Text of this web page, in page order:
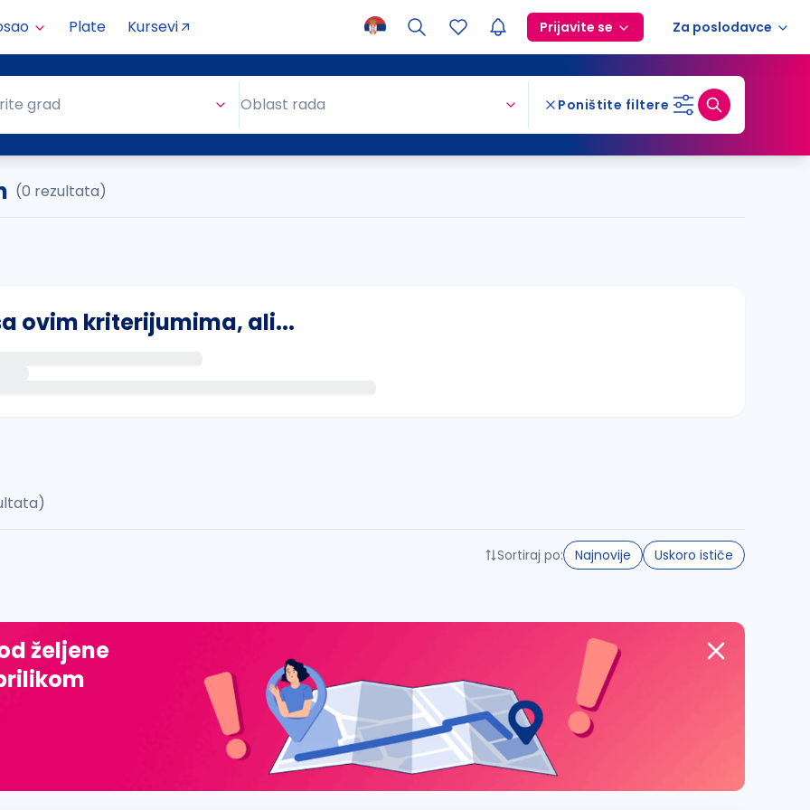
Plate Kursevi Prijavite se Za poslodavce
grad Oblast rada Poništite filtere
(0 rezultata)
ovim kriterijumima, ali...
đ, ž, dž)
Sortiraj po: Najnovije Uskoro ističe
željene